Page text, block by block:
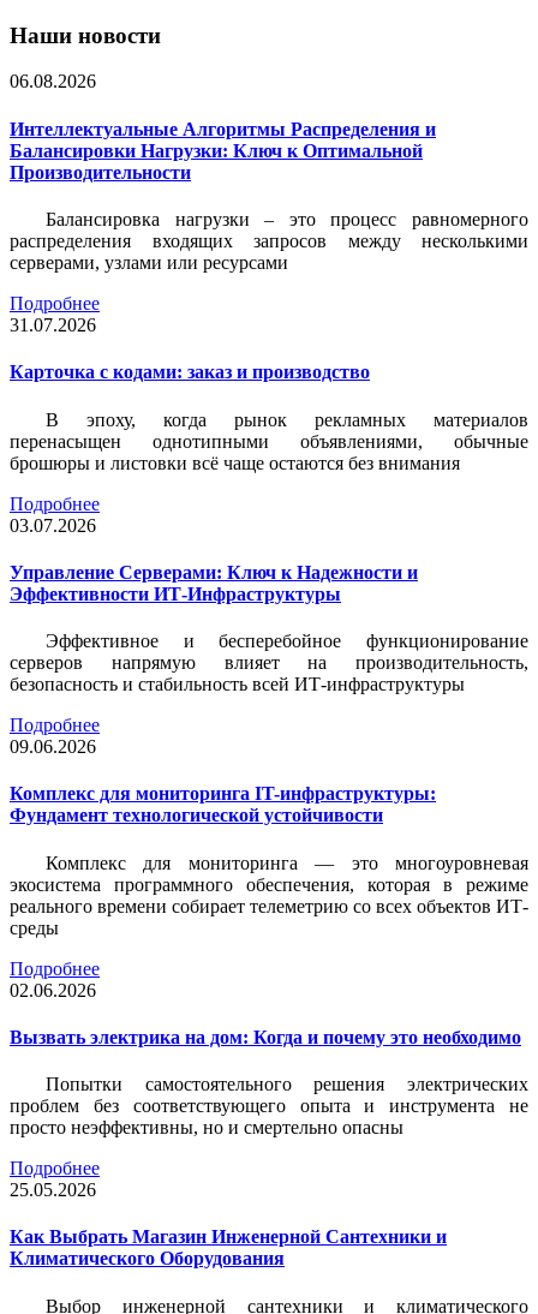
Наши новости
06.08.2026
Интеллектуальные Алгоритмы Распределения и
Балансировки Нагрузки: Ключ к Оптимальной
Производительности
Балансировка нагрузки – это процесс равномерного
распределения входящих запросов между несколькими
серверами, узлами или ресурсами
Подробнее
31.07.2026
Карточка c кодами: заказ и производство
В эпоху, когда рынок рекламных материалов
перенасыщен однотипными объявлениями, обычные
брошюры и листовки всё чаще остаются без внимания
Подробнее
03.07.2026
Управление Серверами: Ключ к Надежности и
Эффективности ИТ-Инфраструктуры
Эффективное и бесперебойное функционирование
серверов напрямую влияет на производительность,
безопасность и стабильность всей ИТ-инфраструктуры
Подробнее
09.06.2026
Комплекс для мониторинга IT-инфраструктуры:
Фундамент технологической устойчивости
Комплекс для мониторинга — это многоуровневая
экосистема программного обеспечения, которая в режиме
реального времени собирает телеметрию со всех объектов ИТ-
среды
Подробнее
02.06.2026
Вызвать электрика на дом: Когда и почему это необходимо
Попытки самостоятельного решения электрических
проблем без соответствующего опыта и инструмента не
просто неэффективны, но и смертельно опасны
Подробнее
25.05.2026
Как Выбрать Магазин Инженерной Сантехники и
Климатического Оборудования
Выбор инженерной сантехники и климатического